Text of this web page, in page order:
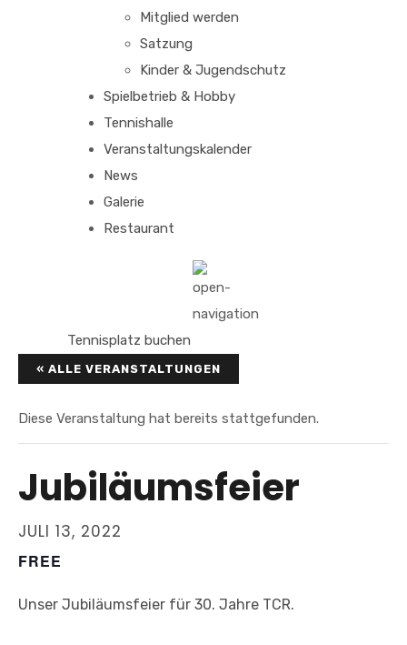
Mitglied werden
Satzung
Kinder & Jugendschutz
Spielbetrieb & Hobby
Tennishalle
Veranstaltungskalender
News
Galerie
Restaurant
Tennisplatz buchen
« ALLE VERANSTALTUNGEN
Diese Veranstaltung hat bereits stattgefunden.
Jubiläumsfeier
JULI 13, 2022
FREE
Unser Jubiläumsfeier für 30. Jahre TCR.